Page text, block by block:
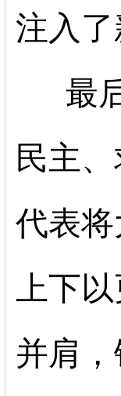
注入了
最
民主
代表
上下
并肩